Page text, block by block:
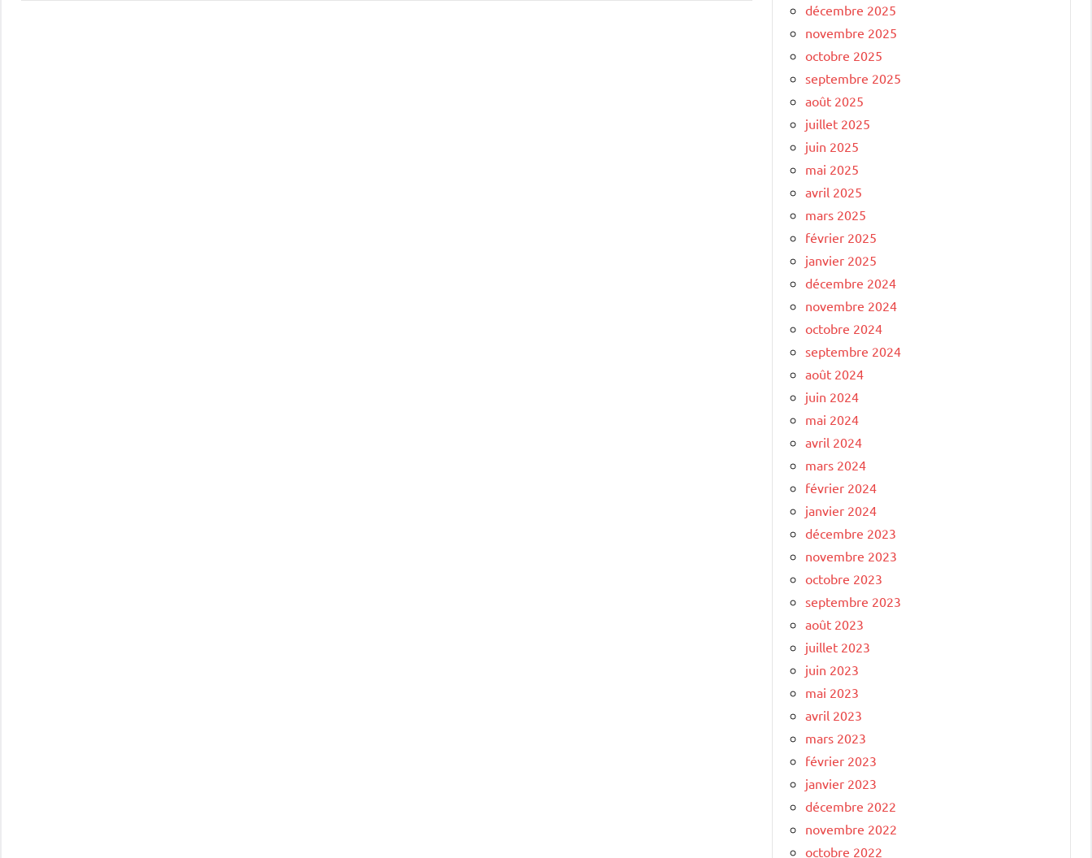
décembre 2025
novembre 2025
octobre 2025
septembre 2025
août 2025
juillet 2025
juin 2025
mai 2025
avril 2025
mars 2025
février 2025
janvier 2025
décembre 2024
novembre 2024
octobre 2024
septembre 2024
août 2024
juin 2024
mai 2024
avril 2024
mars 2024
février 2024
janvier 2024
décembre 2023
novembre 2023
octobre 2023
septembre 2023
août 2023
juillet 2023
juin 2023
mai 2023
avril 2023
mars 2023
février 2023
janvier 2023
décembre 2022
novembre 2022
octobre 2022